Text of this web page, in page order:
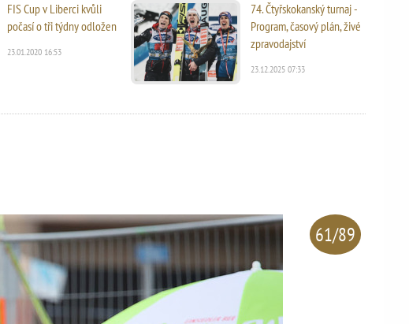
FIS Cup v Liberci kvůli
počasí o tři týdny odložen
23.01.2020 16:53
74. Čtyřskokanský turnaj -
Program, časový plán, živé
zpravodajství
23.12.2025 07:33
61/89